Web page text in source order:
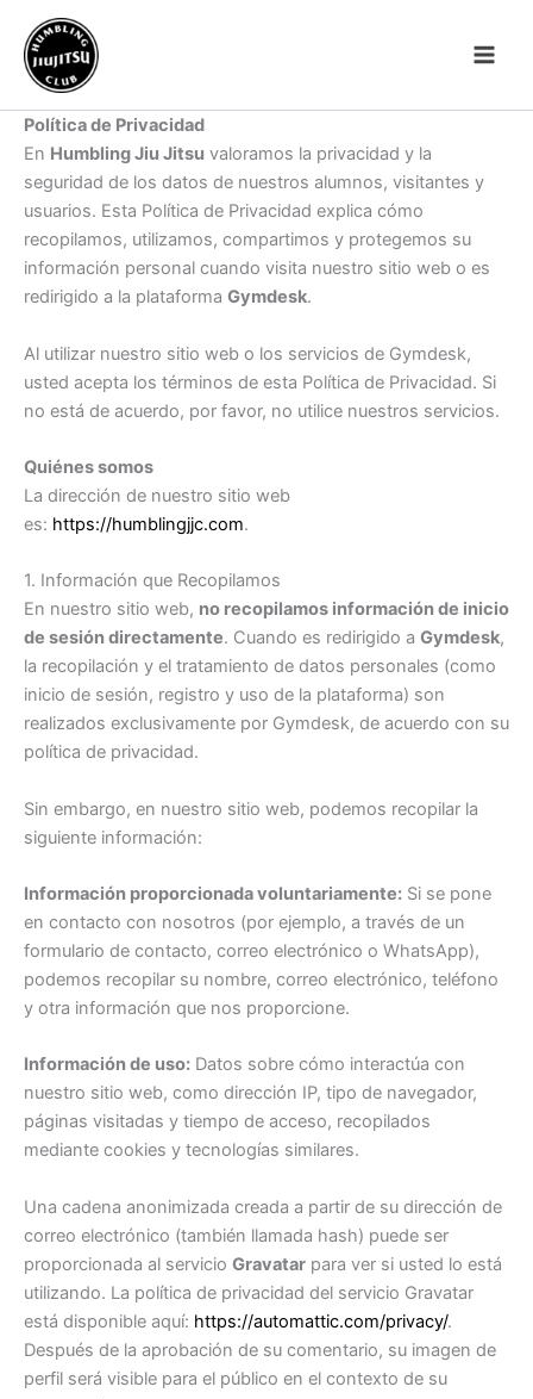
contenido
Política de Privacidad
En Humbling Jiu Jitsu valoramos la privacidad y la
seguridad de los datos de nuestros alumnos, visitantes y
usuarios. Esta Política de Privacidad explica cómo
recopilamos, utilizamos, compartimos y protegemos su
información personal cuando visita nuestro sitio web o es
redirigido a la plataforma Gymdesk.
Al utilizar nuestro sitio web o los servicios de Gymdesk,
usted acepta los términos de esta Política de Privacidad. Si
no está de acuerdo, por favor, no utilice nuestros servicios.
Quiénes somos
La dirección de nuestro sitio web
es: https://humblingjjc.com.
1. Información que Recopilamos
En nuestro sitio web, no recopilamos información de inicio
de sesión directamente. Cuando es redirigido a Gymdesk,
la recopilación y el tratamiento de datos personales (como
inicio de sesión, registro y uso de la plataforma) son
realizados exclusivamente por Gymdesk, de acuerdo con su
política de privacidad.
Sin embargo, en nuestro sitio web, podemos recopilar la
siguiente información:
Información proporcionada voluntariamente: Si se pone
en contacto con nosotros (por ejemplo, a través de un
formulario de contacto, correo electrónico o WhatsApp),
podemos recopilar su nombre, correo electrónico, teléfono
y otra información que nos proporcione.
Información de uso: Datos sobre cómo interactúa con
nuestro sitio web, como dirección IP, tipo de navegador,
páginas visitadas y tiempo de acceso, recopilados
mediante cookies y tecnologías similares.
Una cadena anonimizada creada a partir de su dirección de
correo electrónico (también llamada hash) puede ser
proporcionada al servicio Gravatar para ver si usted lo está
utilizando. La política de privacidad del servicio Gravatar
está disponible aquí: https://automattic.com/privacy/.
Después de la aprobación de su comentario, su imagen de
perfil será visible para el público en el contexto de su